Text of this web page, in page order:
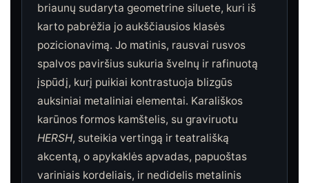
briaunų sudaryta geometrine siluete, kuri iš
karto pabrėžia jo aukščiausios klasės
pozicionavimą. Jo matinis, rausvai rusvos
spalvos paviršius sukuria švelnų ir rafinuotą
įspūdį, kurį puikiai kontrastuoja blizgūs
auksiniai metaliniai elementai. Karališkos
karūnos formos kamštelis, su graviruotu
HERSH, suteikia vertingą ir teatrališką
akcentą, o apykaklės apvadas, papuoštas
variniais kordeliais, ir nedidelis metalinis